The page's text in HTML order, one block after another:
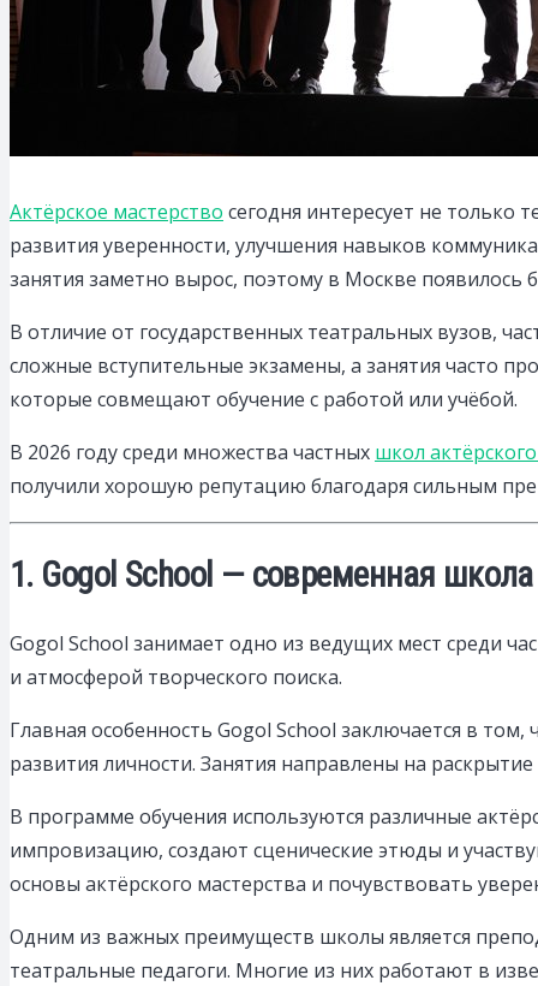
Актёрское мастерство сегодня интересует не только
развития уверенности, улучшения навыков
занятия заметно вырос, поэтому в Москве появилось
В отличие от государственных театральных вузов,
сложные вступительные экзамены, а занятия часто
которые совмещают обучение с работой или учёбой.
В 2026 году среди множества частных школ
получили хорошую репутацию благодаря сильным
1. Gogol School — современная школа
Gogol School занимает одно из ведущих мест среди
и атмосферой творческого поиска.
Главная особенность Gogol School заключается в том,
развития личности. Занятия направлены на
В программе обучения используются различные
импровизацию, создают сценические этюды и
основы актёрского мастерства и почувствовать
Одним из важных преимуществ школы является
театральные педагоги. Многие из них работают в